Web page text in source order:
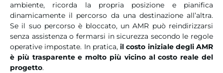
ambiente, ricorda la propria posizione e pianifica
dinamicamente il percorso da una destinazione all’altra.
Se il suo percorso è bloccato, un AMR può reindirizzarsi
senza assistenza o fermarsi in sicurezza secondo le regole
operative impostate. In pratica, il costo iniziale degli AMR
è più trasparente e molto più vicino al costo reale del
progetto.